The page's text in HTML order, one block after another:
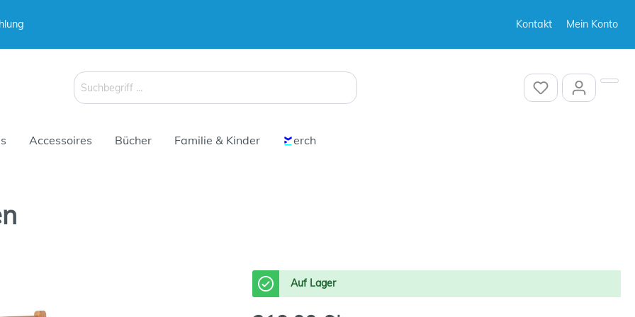
Kontakt Mein Konto
Accessoires Bücher Familie & Kinder erch
Auf Lager
Schirme